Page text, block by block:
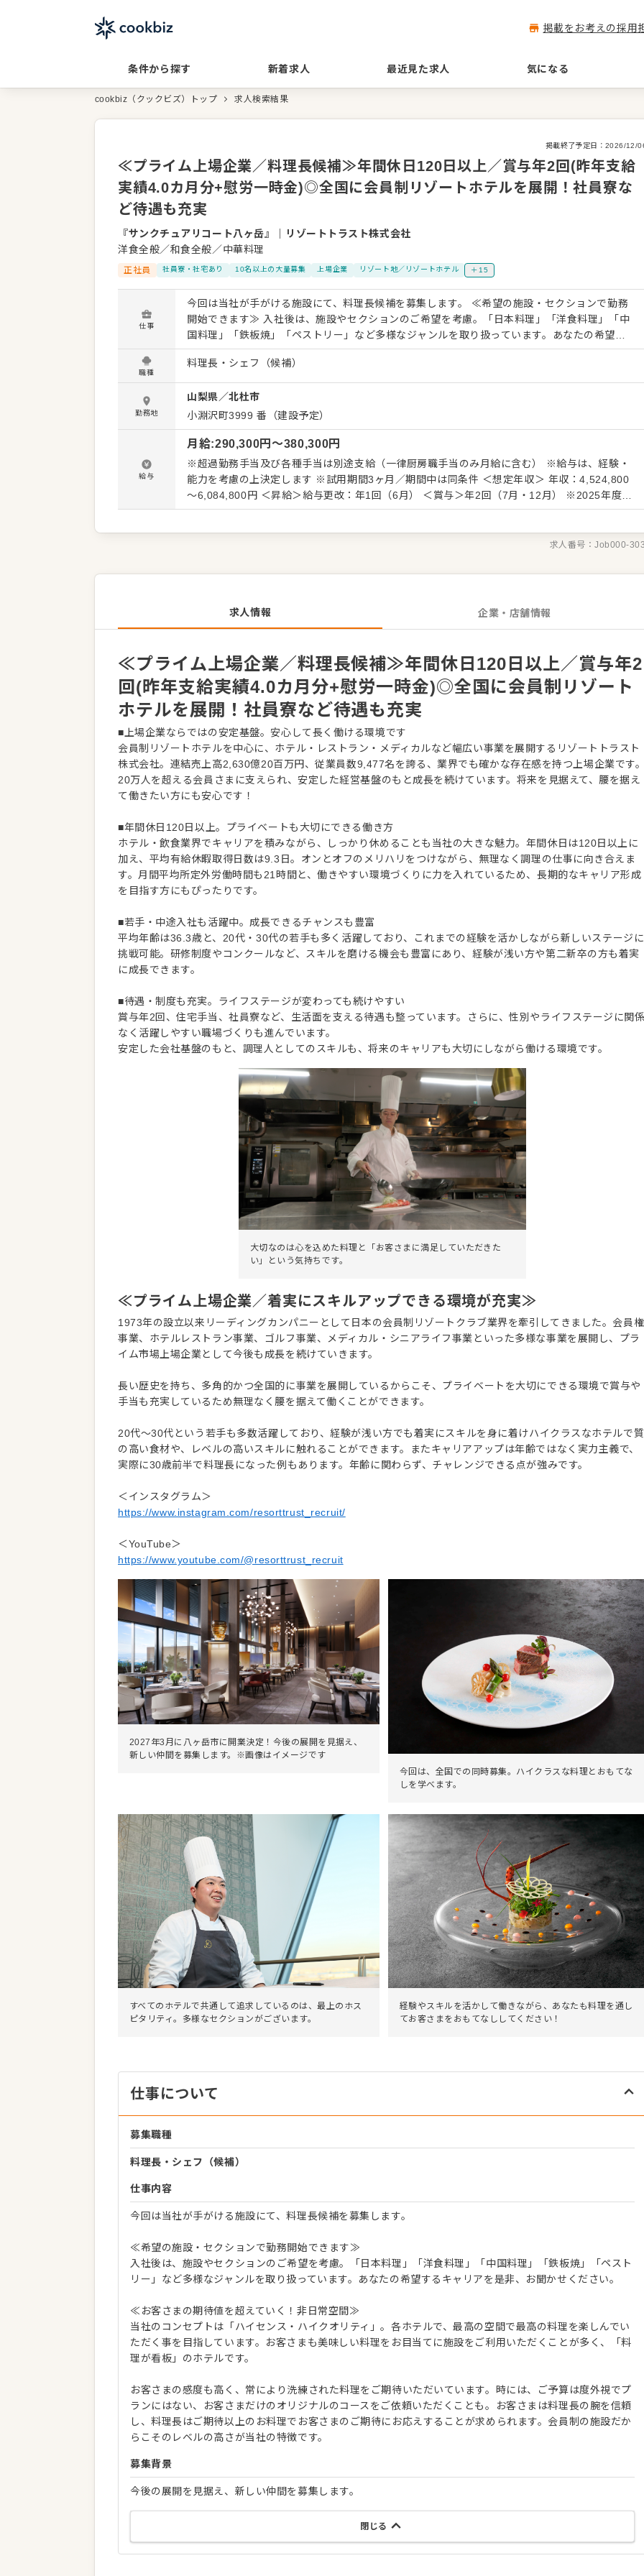
掲載をお考えの採用
条件から探す 新着求人 最近見た求人 気になる
cookbiz（クックビズ）トップ 求人検索結果
掲載終了予定日： 2026/12/
≪プライム上場企業／料理長候補≫年間休日120日以上／賞与年2回(昨年支給
実績4.0カ月分+慰労一時金)◎全国に会員制リゾートホテルを展開！社員寮な
ど待遇も充実
『サンクチュアリコート八ヶ岳』
リゾートトラスト株式会社
洋食全般／和食全般／中華料理
正社員 社員寮・社宅あり 10名以上の大量募集 上場企業 リゾート地／リゾートホテル ＋15
仕事
今回は当社が手がける施設にて、料理長候補を募集します。 ≪希望の施設・セクションで勤務
開始できます≫ 入社後は、施設やセクションのご希望を考慮。「日本料理」「洋食料理」「中
国料理」「鉄板焼」「ペストリー」など多様なジャンルを取り扱っています。あなたの希望す
るキャリアを是非、お聞かせください。 ≪お客さまの期待値を超えていく！非日常空間≫ 当社
のコンセプトは「ハイセンス・ハイクオリティ」。各ホテルで、最高の空間で最高の料理を楽
しんでいただく事を目指しています。お客さまも美味しい料理をお目当てに施設をご利用いた
だくことが多く、「料理が看板」のホテルです。 お客さまの感度も高く、常により洗練された
料理をご期待いただいています。時には、ご予算は度外視でプランにはない、お客さまだけの
オリジナルのコースをご依頼いただくことも。お客さまは料理長の腕を信頼し、料理長はご期
待以上のお料理でお客さまのご期待にお応えすることが求められます。会員制の施設だからこ
そのレベルの高さが当社の特徴です。
職種
料理長・シェフ（候補）
勤務地
山梨県／北杜市
小淵沢町3999 番（建設予定）
給与
月給:290,300円〜380,300円
※超過勤務手当及び各種手当は別途支給（一律厨房職手当のみ月給に含む） ※給与は、経験・
能力を考慮の上決定します ※試用期間3ヶ月／期間中は同条件 ＜想定年収＞ 年収：4,524,800
～6,084,800円 ＜昇給＞給与更改：年1回（6月） ＜賞与＞年2回（7月・12月） ※2025年度実
績 合計4.0カ月分+慰労一時金
求人番号：Job000-
求人情報 企業・店舗情報
≪プライム上場企業／料理長候補≫年間休日120日以上／賞与年2
回(昨年支給実績4.0カ月分+慰労一時金)◎全国に会員制リゾート
ホテルを展開！社員寮など待遇も充実
■上場企業ならではの安定基盤。安心して長く働ける環境です
会員制リゾートホテルを中心に、ホテル・レストラン・メディカルなど幅広い事業を展開するリゾートトラスト
株式会社。連結売上高2,630億20百万円、従業員数9,477名を誇る、業界でも確かな存在感を持つ上場企業です
20万人を超える会員さまに支えられ、安定した経営基盤のもと成長を続けています。将来を見据えて、腰を据え
て働きたい方にも安心です！
■年間休日120日以上。プライベートも大切にできる働き方
ホテル・飲食業界でキャリアを積みながら、しっかり休めることも当社の大きな魅力。年間休日は120日以上に
加え、平均有給休暇取得日数は9.3日。オンとオフのメリハリをつけながら、無理なく調理の仕事に向き合えま
す。月間平均所定外労働時間も21時間と、働きやすい環境づくりに力を入れているため、長期的なキャリア形成
を目指す方にもぴったりです。
■若手・中途入社も活躍中。成長できるチャンスも豊富
平均年齢は36.3歳と、20代・30代の若手も多く活躍しており、これまでの経験を活かしながら新しいステージに
挑戦可能。研修制度やコンクールなど、スキルを磨ける機会も豊富にあり、経験が浅い方や第二新卒の方も着実
に成長できます。
■待遇・制度も充実。ライフステージが変わっても続けやすい
賞与年2回、住宅手当、社員寮など、生活面を支える待遇も整っています。さらに、性別やライフステージに関
なく活躍しやすい職場づくりも進んでいます。
安定した会社基盤のもと、調理人としてのスキルも、将来のキャリアも大切にしながら働ける環境です。
大切なのは心を込めた料理と「お客さまに満足していただきた
い」という気持ちです。
≪プライム上場企業／着実にスキルアップできる環境が充実≫
1973年の設立以来リーディングカンパニーとして日本の会員制リゾートクラブ業界を牽引してきました。会員権
事業、ホテルレストラン事業、ゴルフ事業、メディカル・シニアライフ事業といった多様な事業を展開し、プラ
イム市場上場企業として今後も成長を続けていきます。
長い歴史を持ち、多角的かつ全国的に事業を展開しているからこそ、プライベートを大切にできる環境で賞与や
手当も充実しているため無理なく腰を据えて働くことができます。
20代～30代という若手も多数活躍しており、経験が浅い方でも着実にスキルを身に着けハイクラスなホテルで質
の高い食材や、レベルの高いスキルに触れることができます。またキャリアアップは年齢ではなく実力主義で、
実際に30歳前半で料理長になった例もあります。年齢に関わらず、チャレンジできる点が強みです。
＜インスタグラム＞
https://www.instagram.com/resorttrust_recruit/
＜YouTube＞
https://www.youtube.com/@resorttrust_recruit
2027年3月に八ヶ岳市に開業決定！今後の展開を見据え、
新しい仲間を募集します。※画像はイメージです
今回は、全国での同時募集。ハイクラスな料理とおもてな
しを学べます。
すべてのホテルで共通して追求しているのは、最上のホス
ピタリティ。多様なセクションがございます。
経験やスキルを活かして働きながら、あなたも料理を通し
てお客さまをおもてなししてください！
仕事について
募集職種
料理長・シェフ（候補）
仕事内容
今回は当社が手がける施設にて、料理長候補を募集します。
≪希望の施設・セクションで勤務開始できます≫
入社後は、施設やセクションのご希望を考慮。「日本料理」「洋食料理」「中国料理」「鉄板焼」「ペスト
リー」など多様なジャンルを取り扱っています。あなたの希望するキャリアを是非、お聞かせください。
≪お客さまの期待値を超えていく！非日常空間≫
当社のコンセプトは「ハイセンス・ハイクオリティ」。各ホテルで、最高の空間で最高の料理を楽しんでい
ただく事を目指しています。お客さまも美味しい料理をお目当てに施設をご利用いただくことが多く、「料
理が看板」のホテルです。
お客さまの感度も高く、常により洗練された料理をご期待いただいています。時には、ご予算は度外視でプ
ランにはない、お客さまだけのオリジナルのコースをご依頼いただくことも。お客さまは料理長の腕を信頼
し、料理長はご期待以上のお料理でお客さまのご期待にお応えすることが求められます。会員制の施設だか
らこそのレベルの高さが当社の特徴です。
募集背景
今後の展開を見据え、新しい仲間を募集します。
閉じる